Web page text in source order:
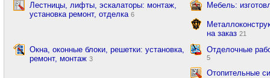
Лестницы, лифты, эскалаторы: монтаж,
установка ремонт, отделка 6
Мебель:
на заказ21
Окна, оконные блоки, решетки: установка,
ремонт, монтаж 3
Отделочные
5
Отопительные